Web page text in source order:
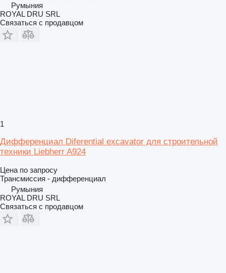
Румыния
ROYAL DRU SRL
Связаться с продавцом
1
Дифференциал Diferential excavator для строительной
техники Liebherr A924
Цена по запросу
Трансмиссия - дифференциал
Румыния
ROYAL DRU SRL
Связаться с продавцом